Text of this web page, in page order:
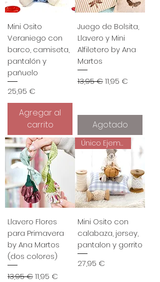
Mini Osito
Veraniego con
barco, camiseta,
pantalón y
pañuelo
Precio
25,95 €
Agregar al
carrito
Juego de Bolsita,
Llavero y Mini
Alfiletero by Ana
Martos
Precio
13,95 €Precio de oferta
11,95 €
Agotado
Llavero Flores
para Primavera
by Ana Martos
(dos colores)
Precio
13,95 €Precio de oferta
11,95 €
Único Ejemplar
Mini Osito con
calabaza, jersey,
pantalon y gorrito
Precio
27,95 €